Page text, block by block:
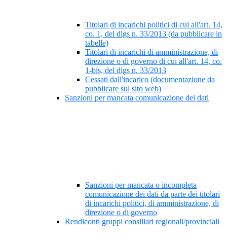
Titolari di incarichi politici di cui all'art. 14,
co. 1, del dlgs n. 33/2013 (da pubblicare in
tabelle)
Titolari di incarichi di amministrazione, di
direzione o di governo di cui all'art. 14, co.
1-bis, del dlgs n. 33/2013
Cessati dall'incarico (documentazione da
pubblicare sul sito web)
Sanzioni per mancata comunicazione dei dati
Sanzioni per mancata o incompleta
comunicazione dei dati da parte dei titolari
di incarichi politici, di amministrazione, di
direzione o di governo
Rendiconti gruppi consiliari regionali/provinciali